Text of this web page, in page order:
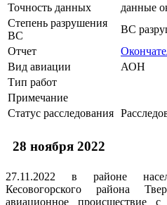
Точность данных
данные
Степень разрушения
ВС
ВС
Отчет
Вид авиации
АОН
Тип работ
Примечание
Статус расследования
28 ноября 2022
27.11.2022 в районе
Кесовогорского района
авиационное происшествие